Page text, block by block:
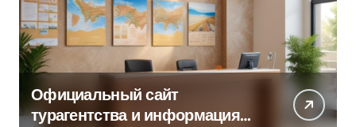
Официальный сайт
турагентства и информация